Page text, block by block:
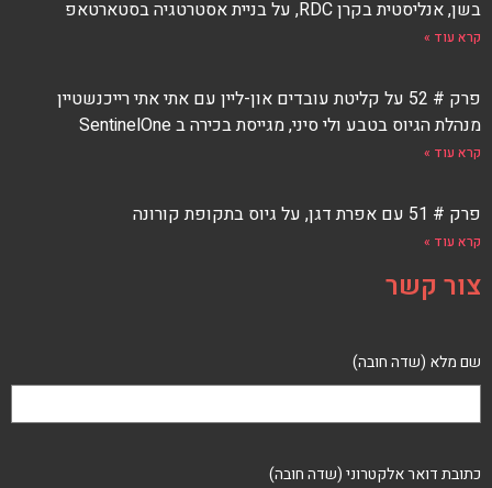
בשן, אנליסטית בקרן RDC, על בניית אסטרטגיה בסטארטאפ
קרא עוד »
פרק # 52 על קליטת עובדים און-ליין עם אתי אתי רייכנשטיין
מנהלת הגיוס בטבע ולי סיני, מגייסת בכירה ב SentinelOne
קרא עוד »
פרק # 51 עם אפרת דגן, על גיוס בתקופת קורונה
קרא עוד »
צור קשר
שם מלא (שדה חובה)
כתובת דואר אלקטרוני (שדה חובה)